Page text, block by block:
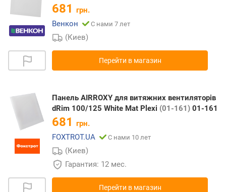
681 грн.
Венкон
С нами 7 лет
(Киев)
Перейти в магазин
Панель AIRROXY для витяжних вентиляторів
dRim 100/125 White Mat Plexi (01-161) 01-161
681 грн.
FOXTROT.UA
С нами 10 лет
(Киев)
Гарантия: 12 мес.
Перейти в магазин